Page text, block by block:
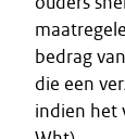
bedrag
die een
indien het